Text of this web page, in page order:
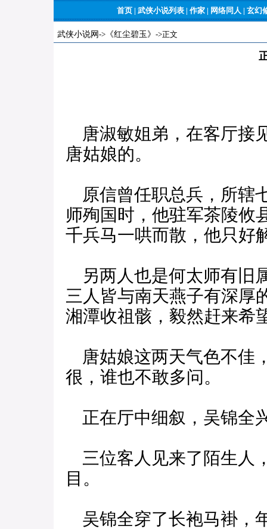
首页 | 武侠小说列表 | 作家 | 网络同人 | 玄幻
武侠小说网 -> 《红尘碧玉》 ->正文
唐淑敏姐弟，在客厅接
唐姑娘的。
原信曾任职总兵，所辖
师殉国时，他驻军茶陵攸
千兵马一哄而散，他只好
另两人也是何太师有旧
三人皆与南天燕子有深厚
湘潭收祖骸，毅然赶来希
唐姑娘这两天气色不佳
很，谁也不敢多问。
正在厅中细叙，吴锦全
三位客人见来了陌生人
目。
吴锦全穿了长袍马褂，